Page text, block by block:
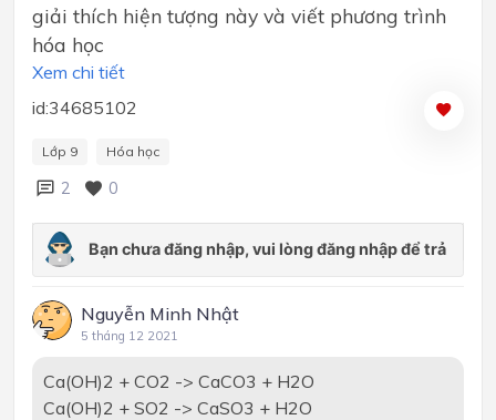
giải thích hiện tượng này và viết phương trình
hóa học
Xem chi tiết
id:34685102
Lớp 9 Hóa học
2 0
Nguyễn Minh Nhật
5 tháng 12 2021
Ca(OH)2 + CO2 -> CaCO3 + H2O
Ca(OH)2 + SO2 -> CaSO3 + H2O